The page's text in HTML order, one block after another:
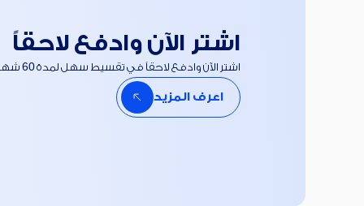
اشتر الآن وادفع لاحقاً
اشتر الآن وادفع لاحقاً في تقسيط سهل لمدة 60 شهر.
اعرف المزيد